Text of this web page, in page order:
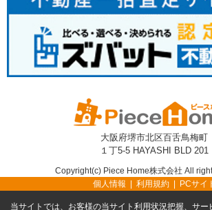
大阪府堺市北区百舌鳥梅町
１丁5-5 HAYASHI BLD 201
Copyright(c) Piece Home株式会社 All
個人情報
利用規約 PCサイ
当サイトでは、お客様の当サイト利用状況把握、サー